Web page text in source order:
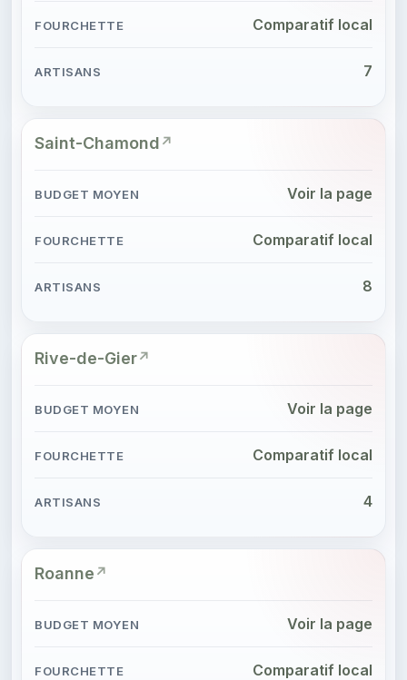
Comparatif local
7
Saint-Chamond
Voir la page
Comparatif local
8
Rive-de-Gier
Voir la page
Comparatif local
4
Roanne
Voir la page
Comparatif local